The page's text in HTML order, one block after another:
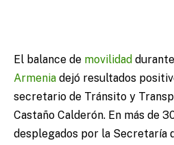
El balance de movilidad
Armenia dejó resultados
secretario de Tránsito y
Castaño Calderón. En más de
desplegados por la Secretaría